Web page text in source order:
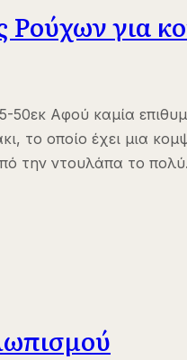
Ρούχων για
Αφού καμία
το οποίο έχει μια
από την ντουλάπα το